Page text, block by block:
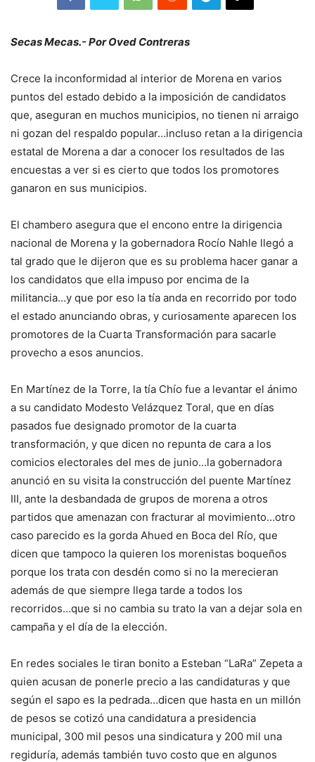
Secas Mecas.- Por Oved Contreras
Crece la inconformidad al interior de Morena en varios
puntos del estado debido a la imposición de candidatos
que, aseguran en muchos municipios, no tienen ni arraigo
ni gozan del respaldo popular…incluso retan a la dirigencia
estatal de Morena a dar a conocer los resultados de las
encuestas a ver si es cierto que todos los promotores
ganaron en sus municipios.
El chambero asegura que el encono entre la dirigencia
nacional de Morena y la gobernadora Rocío Nahle llegó a
tal grado que le dijeron que es su problema hacer ganar a
los candidatos que ella impuso por encima de la
militancia…y que por eso la tía anda en recorrido por todo
el estado anunciando obras, y curiosamente aparecen los
promotores de la Cuarta Transformación para sacarle
provecho a esos anuncios.
En Martínez de la Torre, la tía Chío fue a levantar el ánimo
a su candidato Modesto Velázquez Toral, que en días
pasados fue designado promotor de la cuarta
transformación, y que dicen no repunta de cara a los
comicios electorales del mes de junio…la gobernadora
anunció en su visita la construcción del puente Martínez
III, ante la desbandada de grupos de morena a otros
partidos que amenazan con fracturar al movimiento…otro
caso parecido es la gorda Ahued en Boca del Río, que
dicen que tampoco la quieren los morenistas boqueños
porque los trata con desdén como si no la merecieran
además de que siempre llega tarde a todos los
recorridos…que si no cambia su trato la van a dejar sola en
campaña y el día de la elección.
En redes sociales le tiran bonito a Esteban “LaRa” Zepeta a
quien acusan de ponerle precio a las candidaturas y que
según el sapo es la pedrada…dicen que hasta en un millón
de pesos se cotizó una candidatura a presidencia
municipal, 300 mil pesos una sindicatura y 200 mil una
regiduría, además también tuvo costo que en algunos